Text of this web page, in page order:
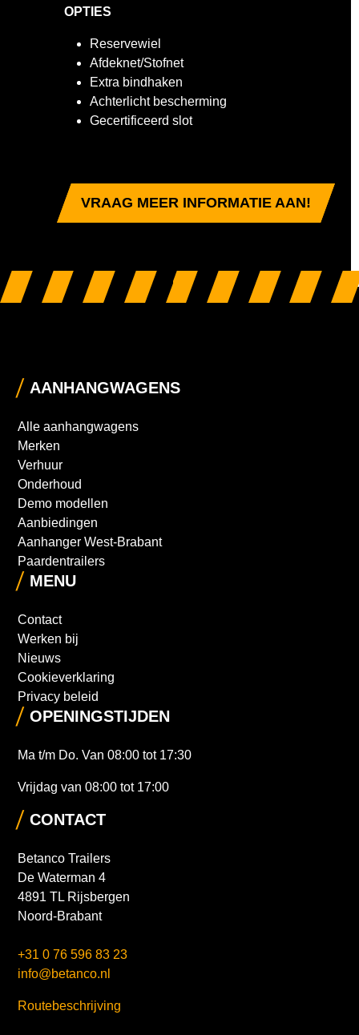
OPTIES
Reservewiel
Afdeknet/Stofnet
Extra bindhaken
Achterlicht bescherming
Gecertificeerd slot
VRAAG MEER INFORMATIE AAN!
AANHANGWAGENS
Alle aanhangwagens
Merken
Verhuur
Onderhoud
Demo modellen
Aanbiedingen
Aanhanger West-Brabant
Paardentrailers
MENU
Contact
Werken bij
Nieuws
Cookieverklaring
Privacy beleid
OPENINGSTIJDEN
Ma t/m Do. Van 08:00 tot 17:30
Vrijdag van 08:00 tot 17:00
CONTACT
Betanco Trailers
De Waterman 4
4891 TL Rijsbergen
Noord-Brabant
+31 0 76 596 83 23
info@betanco.nl
Routebeschrijving